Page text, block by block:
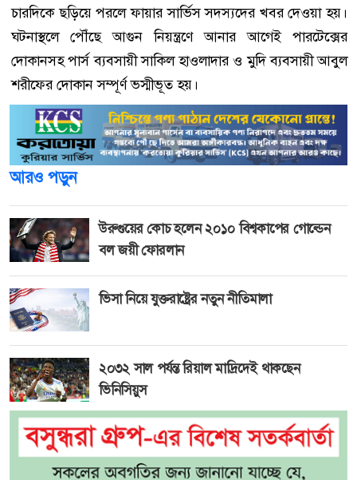
চারদিকে ছড়িয়ে পরলে ফায়ার সার্ভিস সদস্যদের খবর দেওয়া হয়।
ঘটনাস্থলে পৌঁছে আগুন নিয়ন্ত্রণে আনার আগেই পারটেক্সের
দোকানসহ পার্স ব্যবসায়ী সাকিল হাওলাদার ও মুদি ব্যবসায়ী আবুল
শরীফের দোকান সম্পূর্ণ ভস্মীভূত হয়।
আরও পড়ুন
উরুগুয়ের কোচ হলেন ২০১০ বিশ্বকাপের গোল্ডেন
বল জয়ী ফোরলান
ভিসা নিয়ে যুক্তরাষ্ট্রের নতুন নীতিমালা
২০৩২ সাল পর্যন্ত রিয়াল মাদ্রিদেই থাকছেন
ভিনিসিয়ুস